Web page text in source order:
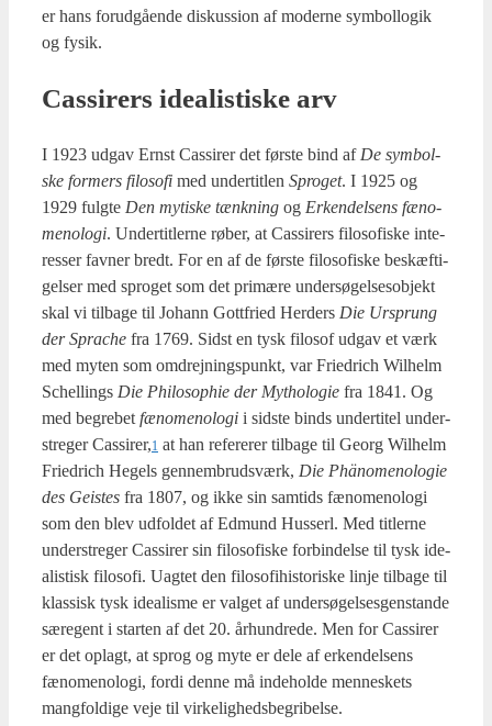
er hans for­ud­gå­en­de dis­kus­sion af moder­ne sym­bol­lo­gik
og fysik.
Cas­si­rers ide­a­li­sti­ske arv
I 1923 udgav Ernst Cas­si­rer det før­ste bind af De sym­bol­
ske for­mers filo­so­fi med under­tit­len Spro­get. I 1925 og
1929 fulg­te Den myti­ske tænk­ning og Erken­del­sens fæno­
meno­lo­gi. Under­tit­ler­ne røber, at Cas­si­rers filo­so­fi­ske inte­
res­ser fav­ner bredt. For en af de før­ste filo­so­fi­ske beskæf­ti­
gel­ser med spro­get som det pri­mæ­re under­sø­gel­ses­ob­jekt
skal vi til­ba­ge til Johann Gott­fri­ed Her­ders Die Ursprung
der Spra­che fra 1769. Sidst en tysk filo­sof udgav et værk
med myten som omdrej­nings­punkt, var Fri­edrich Wil­helm
Schel­lings Die Phi­los­op­hie der Myt­ho­lo­gie fra 1841. Og
med begre­bet fæno­meno­lo­gi i sid­ste binds under­ti­tel under­
stre­ger Cassirer,1 at han refe­re­rer til­ba­ge til Georg Wil­helm
Fri­edrich Hegels gen­nem­brud­s­værk, Die Phä­no­meno­lo­gie
des Gei­stes fra 1807, og ikke sin sam­tids fæno­meno­lo­gi
som den blev udfol­det af Edmund Hus­serl. Med tit­ler­ne
under­stre­ger Cas­si­rer sin filo­so­fi­ske for­bin­del­se til tysk ide­
a­li­stisk filo­so­fi. Uag­tet den filo­so­fi­hi­sto­ri­ske linje til­ba­ge til
klas­sisk tysk ide­a­lis­me er val­get af under­sø­gel­ses­gen­stan­de
sær­egent i star­ten af det 20. århund­re­de. Men for Cas­si­rer
er det oplagt, at sprog og myte er dele af erken­del­sens
fæno­meno­lo­gi, for­di den­ne må inde­hol­de men­ne­skets
mang­fol­di­ge veje til vir­ke­lig­heds­be­gri­bel­se.